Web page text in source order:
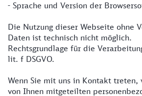
- Sprache und Version der
Die Nutzung dieser Webseite ohne
Daten ist technisch nicht möglich.
Rechtsgrundlage für die
lit. f DSGVO.
Wenn Sie mit uns in Kontakt
von Ihnen mitgeteilten